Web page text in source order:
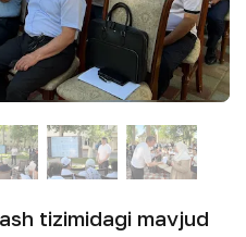
tizimidagi mavjud